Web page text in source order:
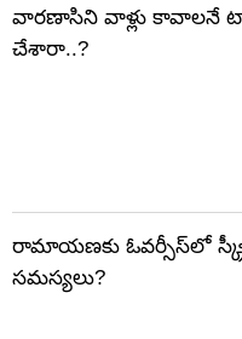
వారణాసిని వాళ్లు కావాలనే
చేశారా..?
రామాయణకు ఓవర్సీస్‌లో
సమస్యలు?